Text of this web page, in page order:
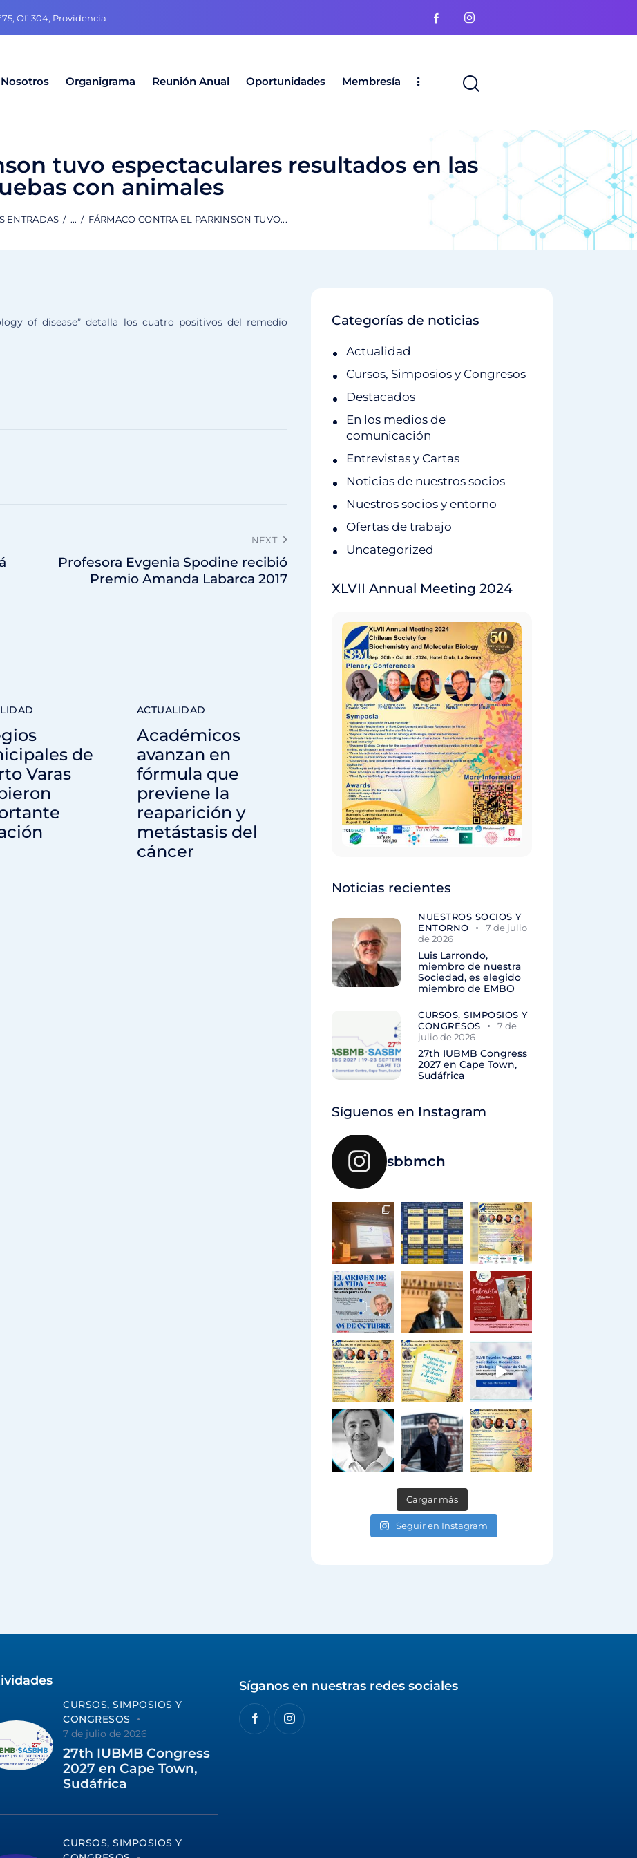
Of. 304, Providencia
Nosotros Organigrama Reunión Anual Oportunidades Membresía
tuvo espectaculares resultados en las
con animales
ENTRADAS ... FÁRMACO CONTRA EL PARKINSON TUVO...
of disease” detalla los cuatro positivos del remedio
NEXT
Profesora Evgenia Spodine recibió
Premio Amanda Labarca 2017
de
Varas
ACTUALIDAD
Académicos
avanzan en
fórmula que
previene la
reaparición y
metástasis del
cáncer
Categorías de noticias
Actualidad
Cursos, Simposios y Congresos
Destacados
En los medios de
comunicación
Entrevistas y Cartas
Noticias de nuestros socios
Nuestros socios y entorno
Ofertas de trabajo
Uncategorized
XLVII Annual Meeting 2024
Noticias recientes
NUESTROS SOCIOS Y
ENTORNO
7 de julio
de 2026
Luis Larrondo,
miembro de nuestra
Sociedad, es elegido
miembro de EMBO
CURSOS, SIMPOSIOS Y
CONGRESOS
7 de
julio de 2026
27th IUBMB Congress
2027 en Cape Town,
Sudáfrica
Síguenos en Instagram
sbbmch
Cargar más
Seguir en Instagram
CURSOS, SIMPOSIOS Y
CONGRESOS
7 de julio de 2026
27th IUBMB Congress
2027 en Cape Town,
Sudáfrica
CURSOS, SIMPOSIOS Y
Síganos en nuestras redes sociales